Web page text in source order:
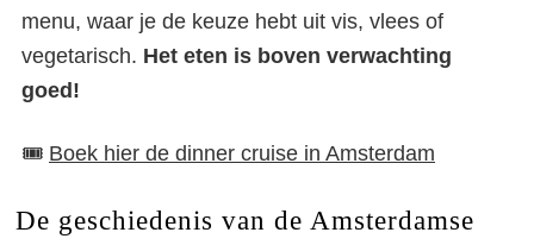
menu, waar je de keuze hebt uit vis, vlees of
vegetarisch. Het eten is boven verwachting
goed!
🎟️ Boek hier de dinner cruise in Amsterdam
De geschiedenis van de Amsterdamse